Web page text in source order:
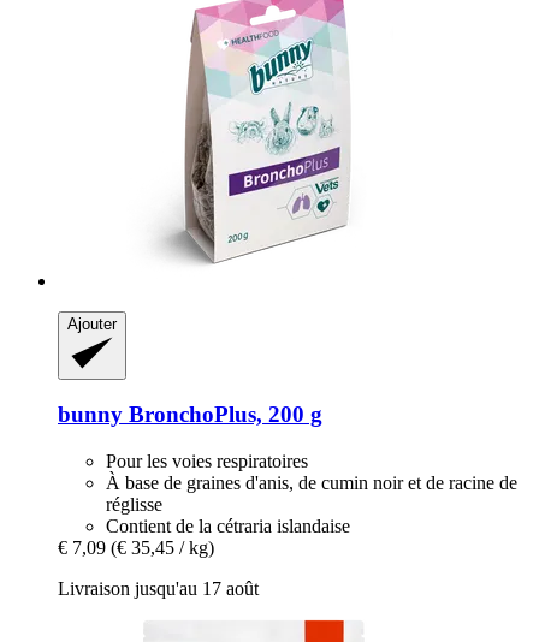
Ajouter
bunny BronchoPlus, 200 g
Pour les voies respiratoires
À base de graines d'anis, de cumin noir et de racine de
réglisse
Contient de la cétraria islandaise
€ 7,09 (€ 35,45 / kg)
Livraison jusqu'au 17 août